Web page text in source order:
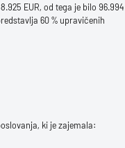
EUR, od tega je bilo 96.994
60 % upravičenih
ki je zajemala: